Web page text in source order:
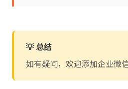
💡 总结
如有疑问，欢迎添加企业微